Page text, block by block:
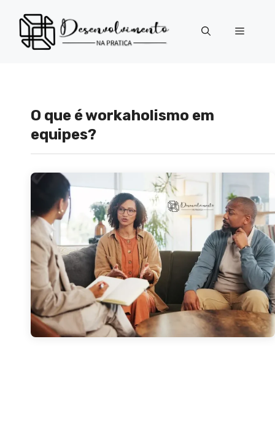
para
conteúdo
Menu
O que é workaholismo em
equipes?